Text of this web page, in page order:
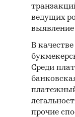
ведущих
выявление
В
Среди
прочие